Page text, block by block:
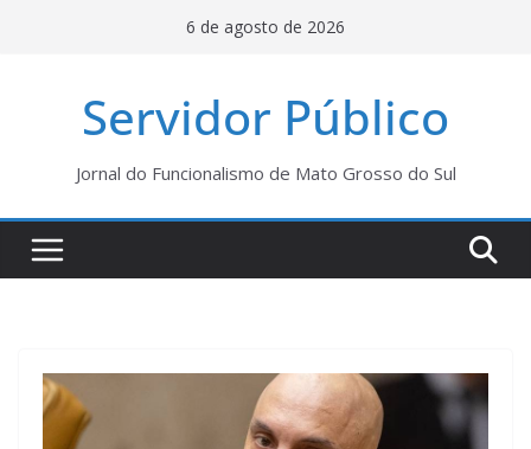
6 de agosto de 2026
Servidor Público
Jornal do Funcionalismo de Mato Grosso do Sul